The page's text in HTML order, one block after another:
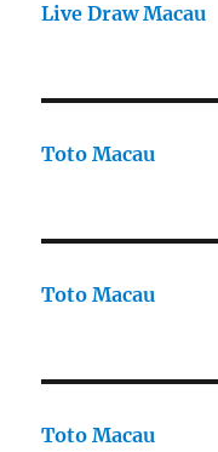
Live Draw Macau
Toto Macau
Toto Macau
Toto Macau